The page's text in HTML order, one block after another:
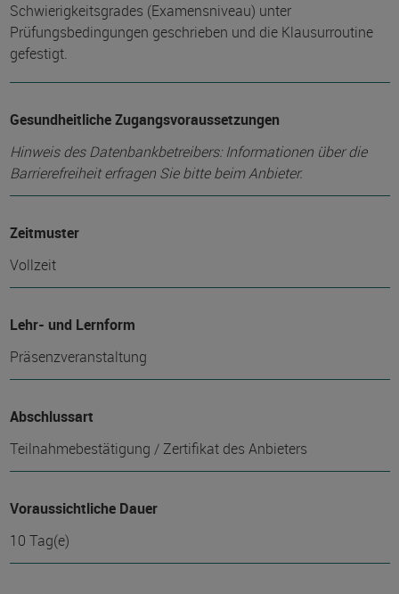
Schwierigkeitsgrades (Examensniveau) unter
Prüfungsbedingungen geschrieben und die Klausurroutine
gefestigt.
Gesundheitliche Zugangsvoraussetzungen
Hinweis des Datenbankbetreibers: Informationen über die
Barrierefreiheit erfragen Sie bitte beim Anbieter.
Zeitmuster
Vollzeit
Lehr- und Lernform
Präsenzveranstaltung
Abschlussart
Teilnahmebestätigung / Zertifikat des Anbieters
Voraussichtliche Dauer
10 Tag(e)